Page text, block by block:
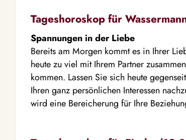
Tageshoroskop für
Spannungen in der Liebe
Bereits am Morgen kommt es in Ihrer
heute zu viel mit Ihrem Partner
kommen. Lassen Sie sich heute
Ihren ganz persönlichen Interessen
wird eine Bereicherung für Ihre